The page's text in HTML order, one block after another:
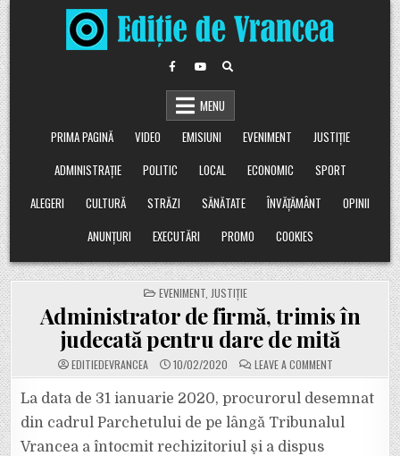
Skip
to
content
MENU
PRIMA PAGINĂ
VIDEO EMISIUNI EVENIMENT
JUSTIȚIE
ADMINISTRAȚIE
POLITIC LOCAL ECONOMIC
SPORT
ALEGERI
CULTURĂ STRĂZI SĂNĂTATE ÎNVĂȚĂMÂNT
OPINII
ANUNȚURI
EXECUTĂRI PROMO COOKIES
POSTED
IN
EVENIMENT JUSTIȚIE
Administrator de firmă, trimis în
judecată pentru dare de mită
EDITIEDEVRANCEA 10/02/2020 LEAVE A COMMENT
FIRMĂ,
TRIMIS
ÎN
JUDECATĂ
La data de 31 ianuarie 2020, procurorul desemnat
din cadrul Parchetului de pe lângă Tribunalul
Vrancea a întocmit rechizitoriul şi a dispus